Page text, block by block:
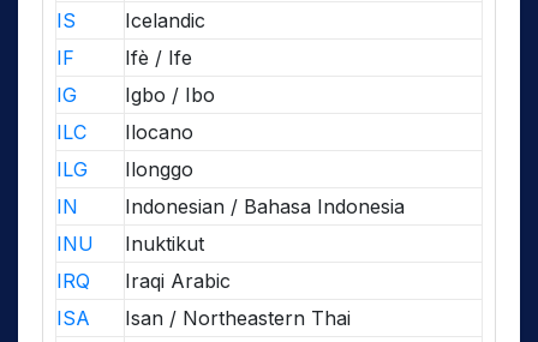
IS
Icelandic
IF
Ifè / Ife
IG
Igbo / Ibo
ILC
Ilocano
ILG
Ilonggo
IN
Indonesian / Bahasa Indonesia
INU
Inuktikut
IRQ
Iraqi Arabic
ISA
Isan / Northeastern Thai